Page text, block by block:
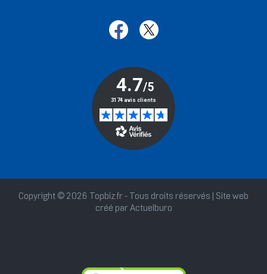
Copyright © 2026 Topbiz.fr - Tous droits réservés | Site web
créé par Actuelburo